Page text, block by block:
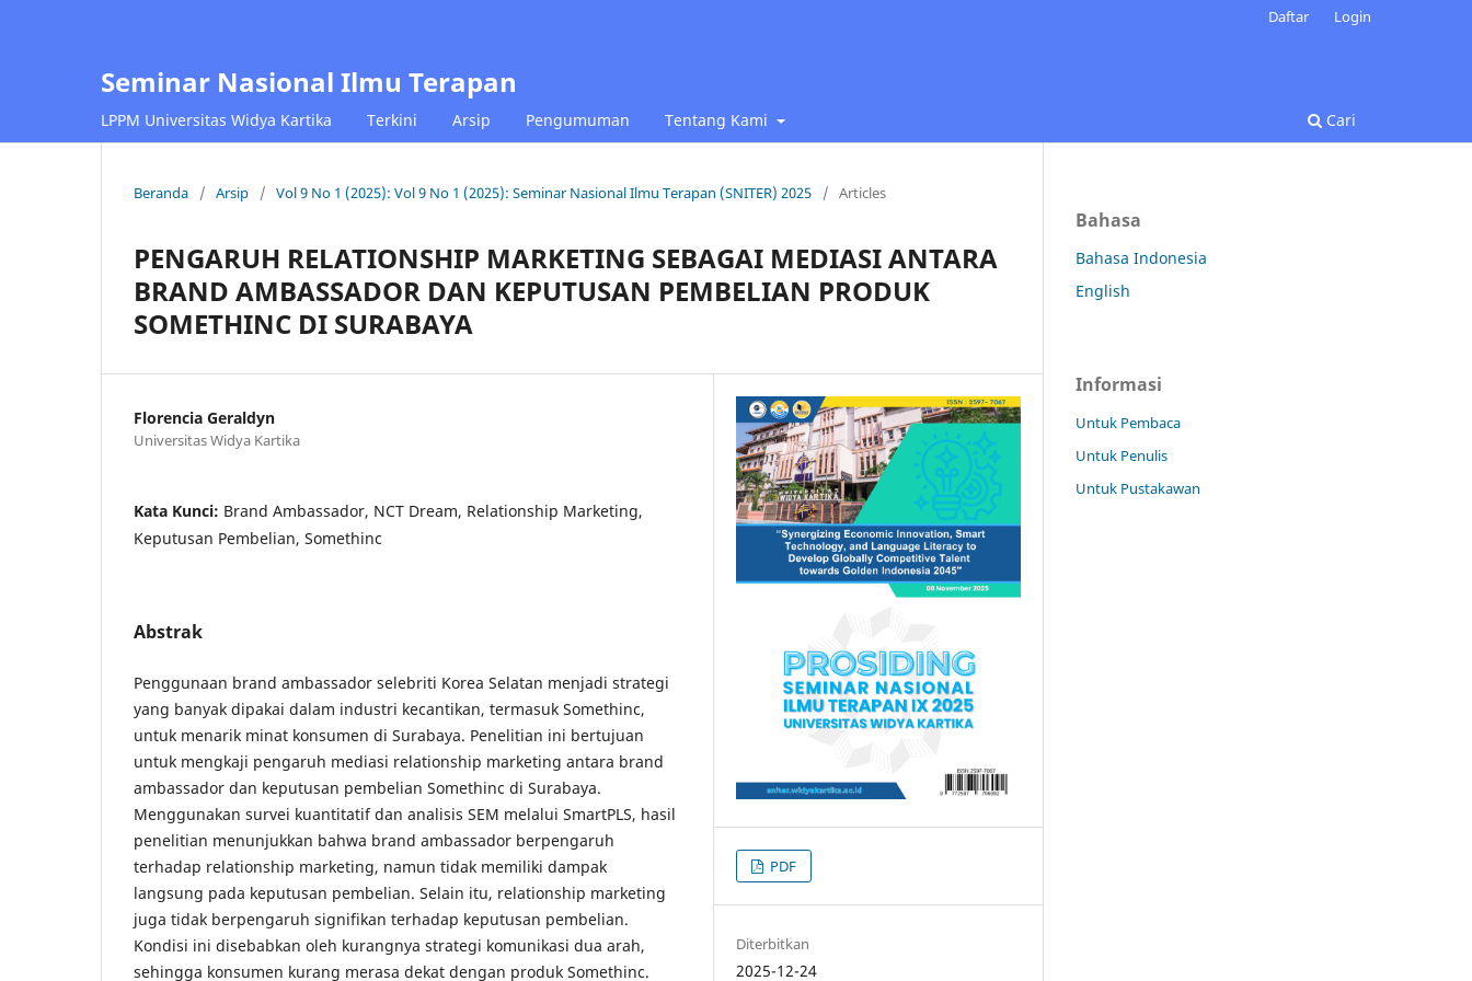
Seminar Nasional Ilmu Terapan
LPPM Universitas Widya Kartika Terkini Arsip Pengumuman Tentang Kami Cari
Daftar Login
Beranda / Arsip / Vol 9 No 1 (2025): Vol 9 No 1 (2025): Seminar Nasional Ilmu Terapan (SNITER) 2025 / Articles
PENGARUH RELATIONSHIP MARKETING SEBAGAI MEDIASI ANTARA
BRAND AMBASSADOR DAN KEPUTUSAN PEMBELIAN PRODUK
SOMETHINC DI SURABAYA
Florencia Geraldyn
Universitas Widya Kartika
Kata Kunci: Brand Ambassador, NCT Dream, Relationship Marketing,
Keputusan Pembelian, Somethinc
Abstrak
Penggunaan brand ambassador selebriti Korea Selatan menjadi strategi
yang banyak dipakai dalam industri kecantikan, termasuk Somethinc,
untuk menarik minat konsumen di Surabaya. Penelitian ini bertujuan
untuk mengkaji pengaruh mediasi relationship marketing antara brand
ambassador dan keputusan pembelian Somethinc di Surabaya.
Menggunakan survei kuantitatif dan analisis SEM melalui SmartPLS, hasil
penelitian menunjukkan bahwa brand ambassador berpengaruh
terhadap relationship marketing, namun tidak memiliki dampak
langsung pada keputusan pembelian. Selain itu, relationship marketing
juga tidak berpengaruh signifikan terhadap keputusan pembelian.
Kondisi ini disebabkan oleh kurangnya strategi komunikasi dua arah,
sehingga konsumen kurang merasa dekat dengan produk Somethinc.
PDF
Diterbitkan
2025-12-24
Bahasa
Bahasa Indonesia
English
Informasi
Untuk Pembaca
Untuk Penulis
Untuk Pustakawan